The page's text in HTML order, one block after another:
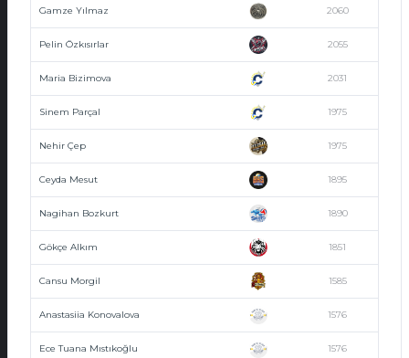
Gamze Yılmaz 2060
Pelin Özkısırlar 2055
Maria Bizimova 2031
Sinem Parçal 1975
Nehir Çep 1975
Ceyda Mesut 1895
Nagihan Bozkurt 1890
Gökçe Alkım 1851
Cansu Morgil 1585
Anastasiia Konovalova 1576
Ece Tuana Mıstıkoğlu 1576